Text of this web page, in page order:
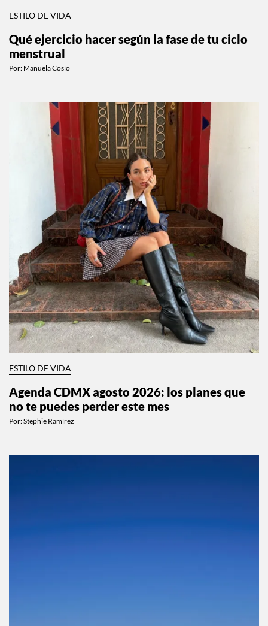
ESTILO DE VIDA
Qué ejercicio hacer según la fase de tu ciclo
menstrual
Por: Manuela Cosío
ESTILO DE VIDA
Agenda CDMX agosto 2026: los planes que
no te puedes perder este mes
Por:Stephie Ramírez